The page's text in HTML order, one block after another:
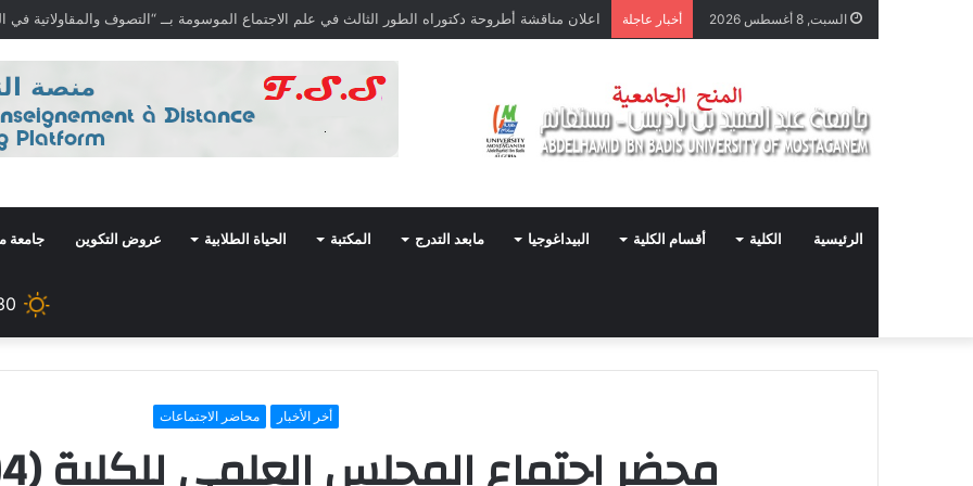
السبت, 8 أغسطس 2026 أخبار عاجلة
الرئيسية الكلية أقسام الكلية البيداغوجيا مابعد التدرج المكتبة الحياة الطلابية عروض التكوين جامعة
أخر الأخبار محاضر الاجتماعات